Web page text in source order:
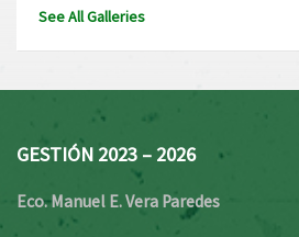
See All Galleries
GESTIÓN 2023 – 2026
Eco. Manuel E. Vera Paredes